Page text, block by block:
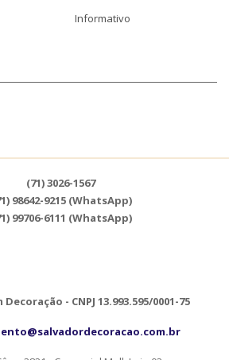
Informativo
(71) 3026-1567
98642-9215 (WhatsApp)
99706-6111 (WhatsApp)
- CNPJ 13.993.595/0001-75